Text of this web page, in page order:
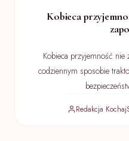
Kobieca
Kobieca przyjemność
codziennym sposobie
Redakcja